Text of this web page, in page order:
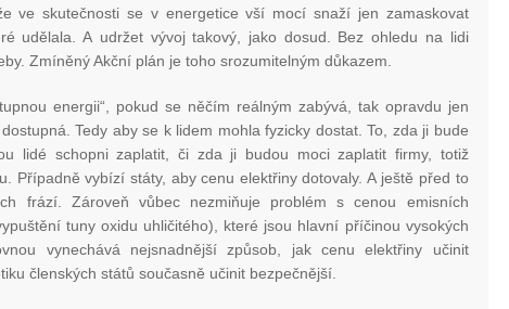
ve skutečnosti se v energetice vší mocí snaží jen zamaskovat
udělala. A udržet vývoj takový, jako dosud. Bez ohledu na lidi
Zmíněný Akční plán je toho srozumitelným důkazem.
energii“, pokud se něčím reálným zabývá, tak opravdu jen
Tedy aby se k lidem mohla fyzicky dostat. To, zda ji bude
lidé schopni zaplatit, či zda ji budou moci zaplatit firmy, totiž
Případně vybízí státy, aby cenu elektřiny dotovaly. A ještě před to
frází. Zároveň vůbec nezmiňuje problém s cenou emisních
tuny oxidu uhličitého), které jsou hlavní příčinou vysokých
vynechává nejsnadnější způsob, jak cenu elektřiny učinit
členských států současně učinit bezpečnější.